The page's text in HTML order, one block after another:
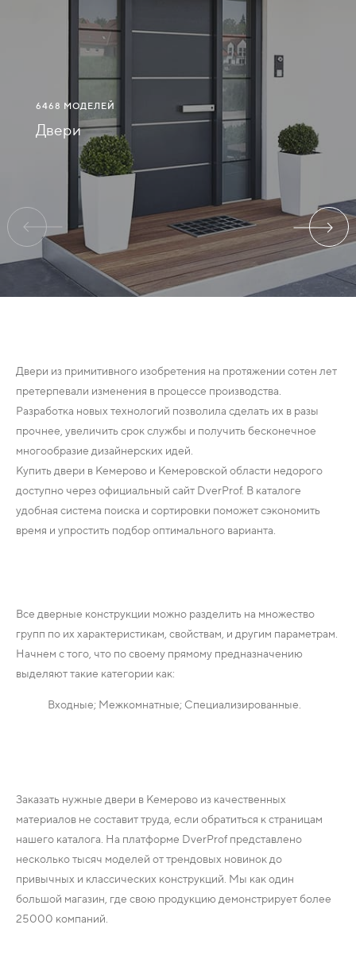
СВЯЗАТЬСЯ
ВОЙТИ
КЕМЕРОВО
6468 МОДЕЛЕЙ
Двери
Двери из примитивного изобретения на протяжении сотен лет
претерпевали изменения в процессе производства.
Разработка новых технологий позволила сделать их в разы
прочнее, увеличить срок службы и получить бесконечное
многообразие дизайнерских идей.
Купить двери в Кемерово и Кемеровской области недорого
доступно через официальный сайт DverProf. В каталоге
удобная система поиска и сортировки поможет сэкономить
время и упростить подбор оптимального варианта.
Все дверные конструкции можно разделить на множество
групп по их характеристикам, свойствам, и другим параметрам.
Начнем с того, что по своему прямому предназначению
выделяют такие категории как:
Входные; Межкомнатные; Специализированные.
Заказать нужные двери в Кемерово из качественных
материалов не составит труда, если обратиться к страницам
нашего каталога. На платформе DverProf представлено
несколько тысяч моделей от трендовых новинок до
привычных и классических конструкций. Мы как один
большой магазин, где свою продукцию демонстрирует более
25000 компаний.